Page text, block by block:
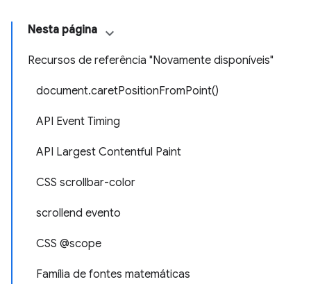
Nesta página
Recursos de referência "Novamente disponíveis"
document.caretPositionFromPoint()
API Event Timing
API Largest Contentful Paint
CSS scrollbar-color
scrollend evento
CSS @scope
Família de fontes matemáticas